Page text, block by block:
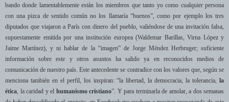
bando donde lamentablemente están los miembros que tanto yo como cualquier persona
con una pizca de sentido común no los llamaría “buenos”, como por ejemplo los tres
diputados que viajaron a París con dinero del pueblo, valiéndose de una invitación falsa,
supuestamente emitida por una institución europea (Waldemar Barillas, Virna López y
Jaime Martínez), y ni hablar de la “imagen” de Jorge Méndez Herbruger; suficiente
información sobre este y otros asuntos ha salido ya en reconocidos medios de
comunicación de nuestro país. Este antecedente se contradice con los valores que, según se
menciona también en el perfil, los inspiran: “la libertad, la democracia, la tolerancia, la
ética , la caridad y el humanismo cristiano”. Y para terminarla de amolar, a dos semanas